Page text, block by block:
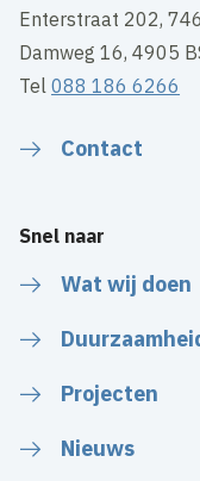
Enterstraat 202,
Damweg 16, 4905
Tel088 186 6266
Contact
Snel naar
Wat wij doen
Projecten
Nieuws